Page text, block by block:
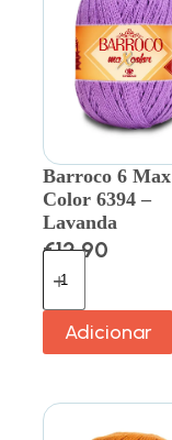
Barroco 6 Max
Color 6394 –
Lavanda
€12.90
Adicionar